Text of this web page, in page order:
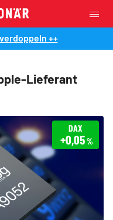
++
Lieferant
DAX
+0,05%